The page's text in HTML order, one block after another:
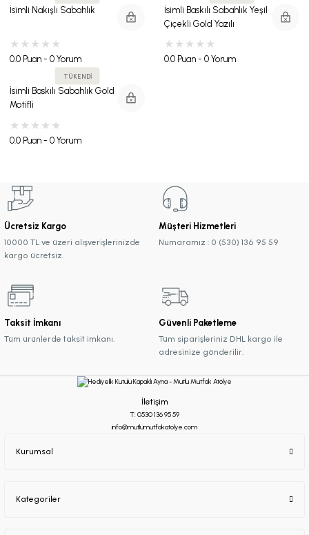
İsimli Nakışlı Sabahlık
0.0 Puan - 0 Yorum
İsimli Baskılı Sabahlık Yeşil
Çiçekli Gold Yazılı
0.0 Puan - 0 Yorum
TÜKENDİ
İsimli Baskılı Sabahlık Gold
Motifli
0.0 Puan - 0 Yorum
Ücretsiz Kargo
10000 TL ve üzeri alışverişlerinizde
kargo ücretsiz.
Müşteri Hizmetleri
Numaramız : 0 (530) 136 95 59
Taksit İmkanı
Tüm ürünlerde taksit imkanı.
Güvenli Paketleme
Tüm siparişleriniz DHL kargo ile
adresinize gönderilir.
İletişim
T: 0530 136 95 59
info@mutlumutfakatolye.com
Kurumsal
Kategoriler